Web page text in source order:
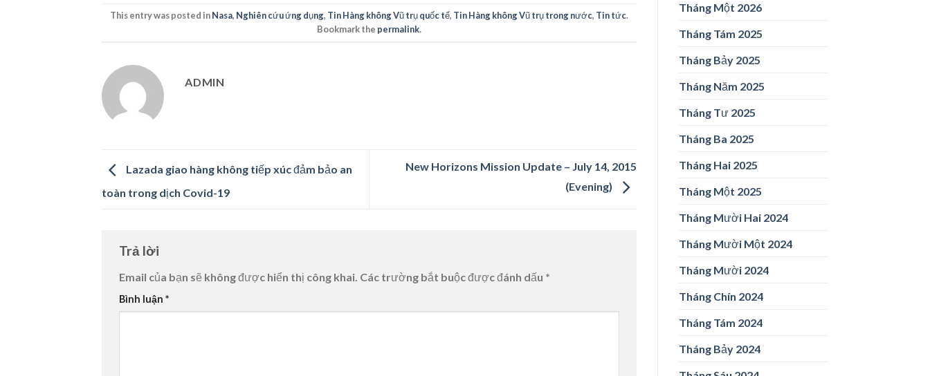
This entry was posted inNasa, Nghiên cứu ứng dụng, Tin Hàng không Vũ trụ quốc tế, Tin Hàng không Vũ trụ trong nước, Tin tức.
Bookmark the permalink.
ADMIN
Lazada giao hàng không tiếp xúc đảm bảo an
toàn trong dịch Covid-19
New Horizons Mission Update – July 14, 2015
(Evening)
Trả lời
Email của bạn sẽ không được hiển thị công khai. Các trường bắt buộc được đánh dấu *
Bình luận *
Tháng Một 2026
Tháng Tám 2025
Tháng Bảy 2025
Tháng Năm 2025
Tháng Tư 2025
Tháng Ba 2025
Tháng Hai 2025
Tháng Một 2025
Tháng Mười Hai 2024
Tháng Mười Một 2024
Tháng Mười 2024
Tháng Chín 2024
Tháng Tám 2024
Tháng Bảy 2024